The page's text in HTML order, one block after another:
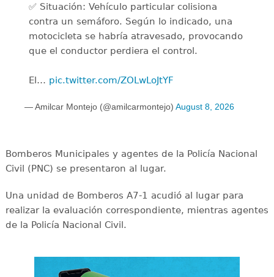
✅ Situación: Vehículo particular colisiona
contra un semáforo. Según lo indicado, una
motocicleta se habría atravesado, provocando
que el conductor perdiera el control.
El… pic.twitter.com/ZOLwLoJtYF
— Amilcar Montejo (@amilcarmontejo) August 8, 2026
Bomberos Municipales y agentes de la Policía Nacional
Civil (PNC) se presentaron al lugar.
Una unidad de Bomberos A7-1 acudió al lugar para
realizar la evaluación correspondiente, mientras agentes
de la Policía Nacional Civil.